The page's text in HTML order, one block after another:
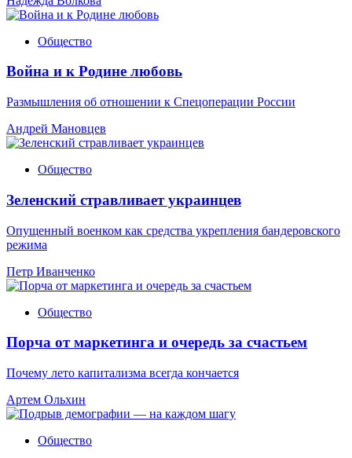
Общество
Война и к Родине любовь
Размышления об отношении к Спецоперации России
Андрей Мановцев
Общество
Зеленский стравливает украинцев
Опущенный военком как средства укрепления бандеровского
режима
Петр Иванченко
Общество
Порча от маркетинга и очередь за счастьем
Почему лето капитализма всегда кончается
Артем Ольхин
Общество